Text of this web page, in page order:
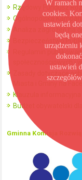
Rządowy Fundusz
Ogólnopolska
Analiza zagrożeń na
Bezpieczeństwo
Regulamin
społecznościowych i
Zasady dotyczące
Miasta i Gminy na
Klauzula informacyjna
Budżet obywatelski dla
Gminna Komisja
W ramach
cookies.
ustawień
będą
urządzeniu
ustawień